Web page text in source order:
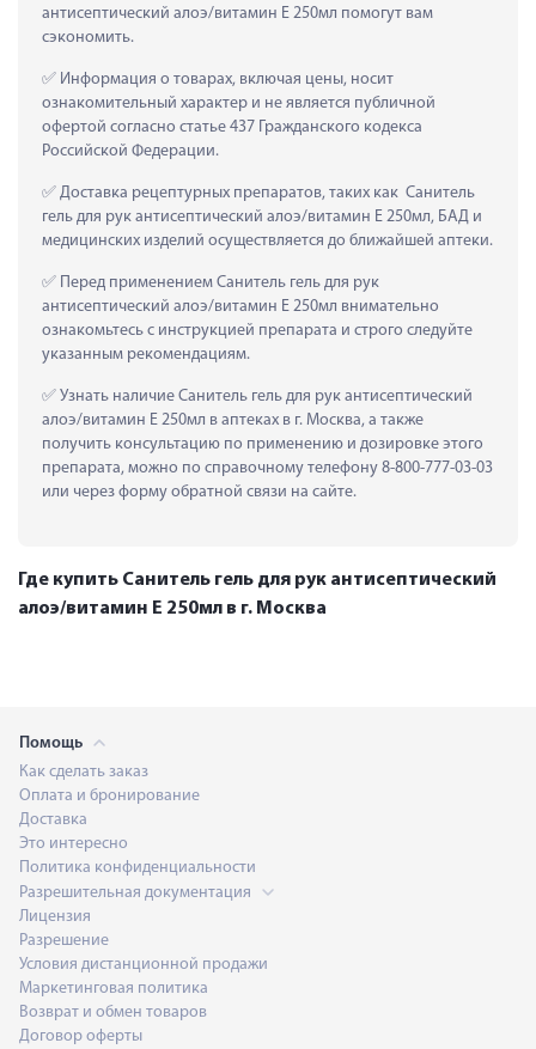
антисептический алоэ/витамин Е 250мл помогут вам
сэкономить.
Информация о товарах, включая цены, носит
ознакомительный характер и не является публичной
офертой согласно статье 437 Гражданского кодекса
Российской Федерации.
Доставка рецептурных препаратов, таких как  Санитель
гель для рук антисептический алоэ/витамин Е 250мл, БАД и
медицинских изделий осуществляется до ближайшей аптеки.
Перед применением Санитель гель для рук
антисептический алоэ/витамин Е 250мл внимательно
ознакомьтесь с инструкцией препарата и строго следуйте
указанным рекомендациям.
Узнать наличие Санитель гель для рук антисептический
алоэ/витамин Е 250мл в аптеках в г. Москва, а также
получить консультацию по применению и дозировке этого
препарата, можно по справочному телефону 8-800-777-03-03
или через форму обратной связи на сайте.
Где купить Санитель гель для рук антисептический
алоэ/витамин Е 250мл в г. Москва
Помощь
Как сделать заказ
Оплата и бронирование
Доставка
Это интересно
Политика конфиденциальности
Разрешительная документация
Лицензия
Разрешение
Условия дистанционной продажи
Маркетинговая политика
Возврат и обмен товаров
Договор оферты